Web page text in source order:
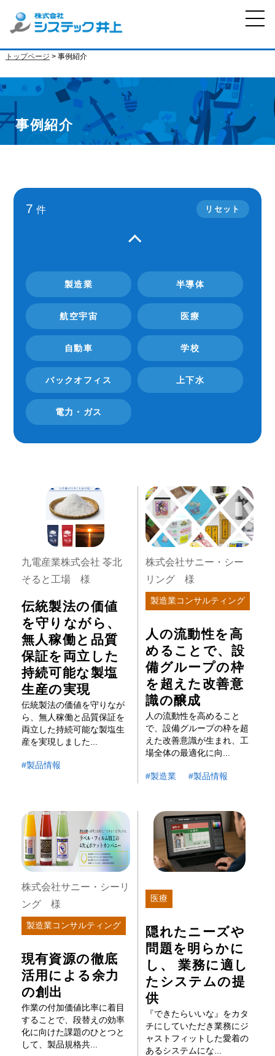
トップページ > 事例紹介
事例紹介
7 件 リセット
製造業 半導体
航空宇宙 医療
自動車 学校
バックオフィス 上下水
電力・ガス
九電産業株式会社 苓北
そると工場 様
伝統製法の価値
を守りながら、
無人稼働と品質
保証を両立した
持続可能な製塩
生産の実現
伝統製法の価値を守りなが
ら、無人稼働と品質保証を
両立した持続可能な製塩生
産を実現しました...
製品情報
株式会社サニー・シー
リング 様
製造業コンサルティング
人の流動性を高
めることで、設
備グループの枠
を超えた改善意
識の醸成
人の流動性を高めること
で、設備グループの枠を超
えた改善意識が生まれ、工
場全体の最適化に向...
製造業 製品情報
株式会社サニー・シーリ
ング 様
製造業コンサルティング
現有資源の徹底
活用による余力
の創出
作業の付加価値比率に着目
することで、段替えの効率
化に向けた課題のひとつと
して、製品規格共...
医療
隠れたニーズや
問題を明らかに
し、 業務に適し
たシステムの提
供
『できたらいいな』をカタ
チにしていただき業務にジ
ャストフィットした愛着の
あるシステムにな...